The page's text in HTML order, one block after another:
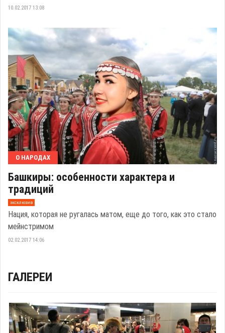
10.02.2017 13:08
О НАРОДАХ
Башкиры: особенности характера и
традиций
эксклюзив
Нация, которая не ругалась матом, еще до того, как это стало
мейнстримом
02.02.2017 14:06
ГАЛЕРЕИ